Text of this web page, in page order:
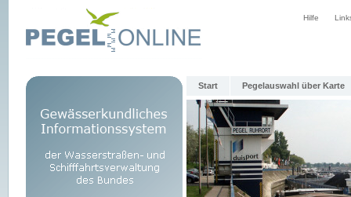
Hilfe
Start Pegelauswahl über Karte